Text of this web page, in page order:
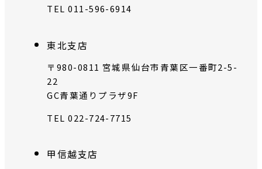
TEL 011-596-6914
東北支店
〒980-0811 宮城県仙台市青葉区一番町2-5-
22
GC青葉通りプラザ9F
TEL 022-724-7715
甲信越支店